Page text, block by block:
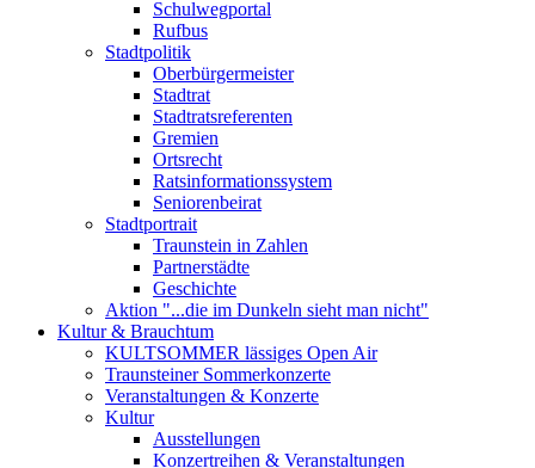
Schulwegportal
Rufbus
Stadtpolitik
Oberbürgermeister
Stadtrat
Stadtratsreferenten
Gremien
Ortsrecht
Ratsinformationssystem
Seniorenbeirat
Stadtportrait
Traunstein in Zahlen
Partnerstädte
Geschichte
Aktion "...die im Dunkeln sieht man nicht"
Kultur & Brauchtum
KULTSOMMER lässiges Open Air
Traunsteiner Sommerkonzerte
Veranstaltungen & Konzerte
Kultur
Ausstellungen
Konzertreihen & Veranstaltungen